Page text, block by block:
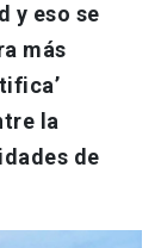
y eso se
más
la
de